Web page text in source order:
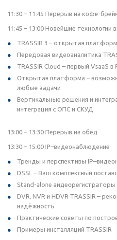
11:30 – 11:45 Перерыв на кофе-
11:45 – 13:00 Новейшие технологии
TRASSIR 3 – открытая
Передовая видеоаналитика
TRASSIR Cloud – первый VsaaS в
Открытая платформа –
любые задачи
Вертикальные решения и
интеграция с ОПС и СКУД
13:00 – 13:30 Перерыв на обед
13:30 – 15:00 IP–видеонаблюдение
Тренды и перспективы
DSSL – Ваш комплексный
Stand-alone видеорегистраторы
DVR, NVR и HDVR TRASSIR –
надёжность
Практические советы по
Примеры инсталляций TRASSIR